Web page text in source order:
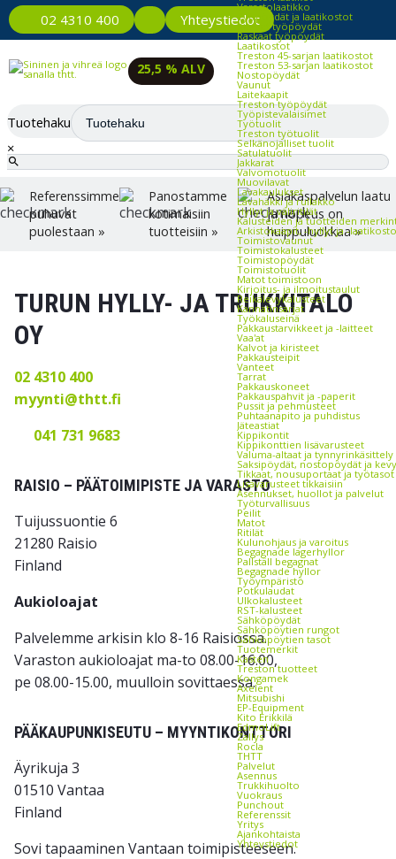
02 4310 400 Yhteystiedot
Varastolaatikko
Työpöydät ja laatikostot
Kevyet työpöydät
Raskaat työpöydät
Laatikostot
Treston 45-sarjan laatikostot
Treston 53-sarjan laatikostot
Nostopöydät
Vaunut
Laitekaapit
Treston työpöydät
Työpistevalaisimet
Työtuolit
Treston työtuolit
Selkänojalliset tuolit
Satulatuolit
Jakkarat
Valvomotuolit
Muovilavat
Lavakaulukset
Lavahäkki ja rullakko
Hyllyt ja väliritilät
Kalusteiden ja tuotteiden
Arkistokaapit, -hyllyt ja -
Toimistovaunut
Toimistokalusteet
Toimistopöydät
Toimistotuolit
Matot toimistoon
Kirjoitus- ja ilmoitustaulut
Reikälevykalusteet
Kannatinsarjat
Työkaluseinä
Pakkaustarvikkeet ja -laitteet
Vaa'at
Kalvot ja kiristeet
Pakkausteipit
Vanteet
Tarrat
Pakkauskoneet
Pakkauspahvit ja -paperit
Pussit ja pehmusteet
Puhtaanapito ja puhdistus
Jäteastiat
Kippikontit
Kippikonttien lisävarusteet
Valuma-altaat ja tynnyrinkäsittely
Saksipöydät, nostopöydät ja
Tikkaat, nousuportaat ja työtasot
Lisävarusteet tikkaisiin
Asennukset, huollot ja palvelut
Työturvallisuus
Peilit
Matot
Ritilät
Kulunohjaus ja varoitus
Begagnade lagerhyllor
Pallställ begagnat
Begagnade hyllor
Työympäristö
Potkulaudat
Ulkokalusteet
RST-kalusteet
Sähköpöydät
Sähköpöytien rungot
Sähköpöytien tasot
Tuotemerkit
Kasten
Treston tuotteet
Kongamek
Axelent
Mitsubishi
EP-Equipment
Kito Erikkilä
EdmoLift
Zallys
Rocla
THTT
Palvelut
Asennus
Trukkihuolto
Vuokraus
Punchout
Referenssit
Yritys
Ajankohtaista
Yhteystiedot
25,5 % ALV
Tuotehaku
×
Referenssimme
puhuvat
puolestaan »
Panostamme
kotimaisiin
tuotteisiin »
Asiakaspalvelun laatu
ja nopeus on
huippuluokkaa »
TURUN HYLLY- JA TRUKKITALO
OY
02 4310 400
myynti@thtt.fi
041 731 9683
RAISIO – PÄÄTOIMIPISTE JA VARASTO
Tuijussuontie 6
21280 Raisio
Finland
Aukioloajat
Palvelemme arkisin klo 8-16 Raisiossa.
Varaston aukioloajat ma-to 08.00-16.00,
pe 08.00-15.00, muulloin sovittaessa.
PÄÄKAUPUNKISEUTU – MYYNTIKONTTORI
Äyrikuja 3
01510 Vantaa
Finland
Sovi tapaaminen Vantaan toimipisteeseen.